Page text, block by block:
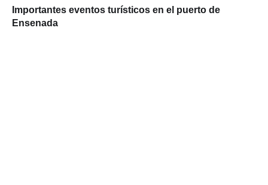
Importantes eventos turísticos en el puerto de
Ensenada